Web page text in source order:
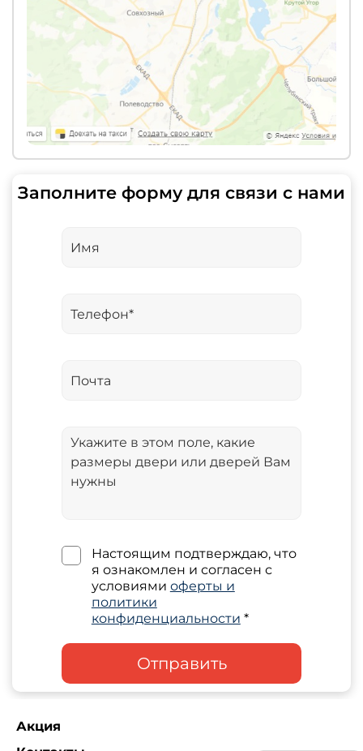
Заполните форму для связи с нами
Настоящим подтверждаю, что
я ознакомлен и согласен с
условиями оферты и
политики
конфиденциальности *
Отправить
Акция